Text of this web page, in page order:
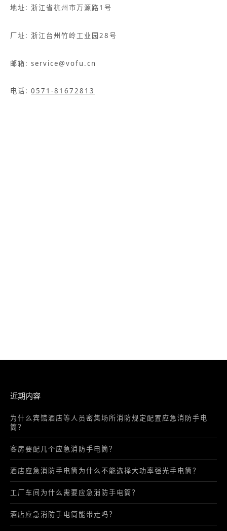
地址: 浙江省杭州市万源路1号
厂址: 浙江台州竹岭工业园28号
邮箱: service@vofu.cn
电话: 0571-81672813
近期内容
为什么宾馆酒店等人员密集场所消防规定配置应急消防手电
筒？
客房要配几个应急消防手电筒？
酒店应急消防手电筒为什么不能选择大功率强光手电筒？
工厂车间为什么需要应急消防手电筒？
酒店应急消防手电筒能带走吗？